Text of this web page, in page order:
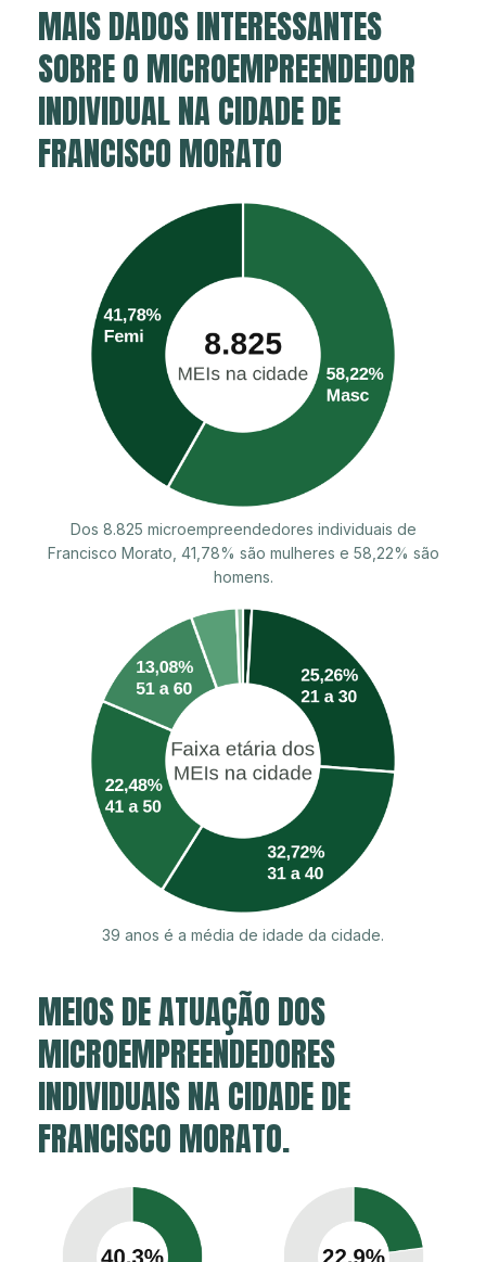
MAIS DADOS INTERESSANTES
SOBRE O MICROEMPREENDEDOR
INDIVIDUAL NA CIDADE DE
FRANCISCO MORATO
Dos 8.825 microempreendedores individuais de
Francisco Morato, 41,78% são mulheres e 58,22% são
homens.
39 anos é a média de idade da cidade.
MEIOS DE ATUAÇÃO DOS
MICROEMPREENDEDORES
INDIVIDUAIS NA CIDADE DE
FRANCISCO MORATO.